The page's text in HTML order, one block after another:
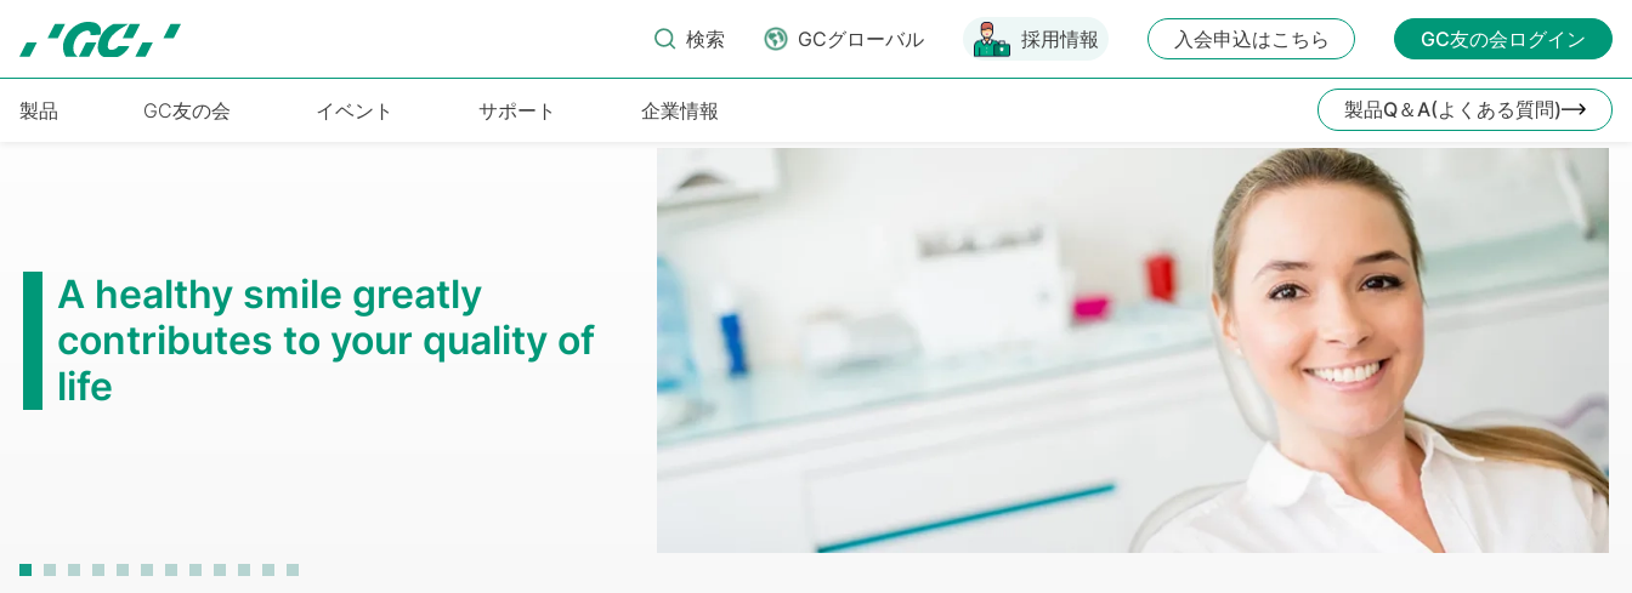
検索 GCグローバル 採用情報 入会申込はこちら GC友の会ログイン
製品 GC友の会 イベント サポート 企業情報 製品Q＆A(よくある質問)
A healthy smile greatly
contributes to your quality of
life